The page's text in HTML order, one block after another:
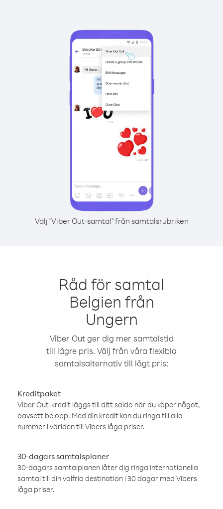
Välj "Viber Out-samtal" från samtalsrubriken
Råd för samtal
Belgien från
Ungern
Viber Out ger dig mer samtalstid
till lägre pris. Välj från våra flexibla
samtalsalternativ till lågt pris:
Kreditpaket
Viber Out-kredit läggs till ditt saldo när du köper något,
oavsett belopp. Med din kredit kan du ringa till alla
nummer i världen till Vibers låga priser.
30-dagars samtalsplaner
30-dagars samtalplanen låter dig ringa internationella
samtal till din valfria destination i 30 dagar med Vibers
låga priser.